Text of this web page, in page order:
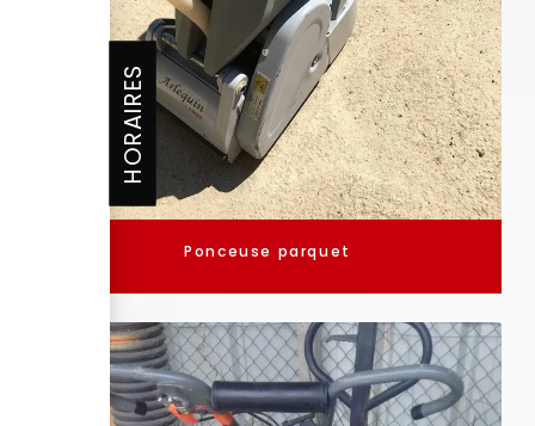
Ponceuse parquet
HORAIRES